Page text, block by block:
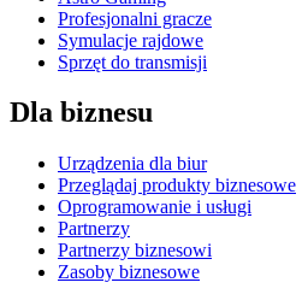
Profesjonalni gracze
Symulacje rajdowe
Sprzęt do transmisji
Dla biznesu
Urządzenia dla biur
Przeglądaj produkty biznesowe
Oprogramowanie i usługi
Partnerzy
Partnerzy biznesowi
Zasoby biznesowe